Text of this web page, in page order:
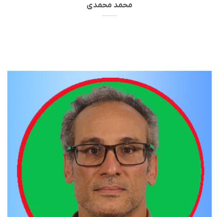
محمد محمدی